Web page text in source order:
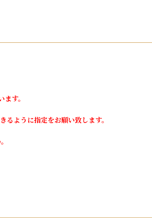
す。
るように指定をお願い致します。
。